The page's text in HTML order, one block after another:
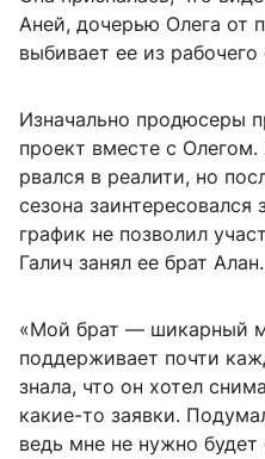
Аней, дочерью Олега от
выбивает ее из рабочего
Изначально продюсеры
проект вместе с
рвался в реалити, но
сезона заинтересовался
график не позволил
Галич занял ее брат Алан.
«Мой брат — шикарный
поддерживает почти
знала, что он хотел
какие-то заявки.
ведь мне не нужно будет